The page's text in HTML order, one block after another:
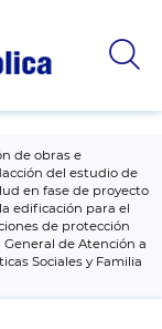
de obras e
del estudio de
en fase de proyecto
edificación para el
de protección
de Atención a
Sociales y Familia